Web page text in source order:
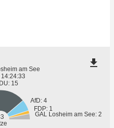
15
AfD: 4
FDP: 1
GAL Losheim am See: 2
am See
file_download